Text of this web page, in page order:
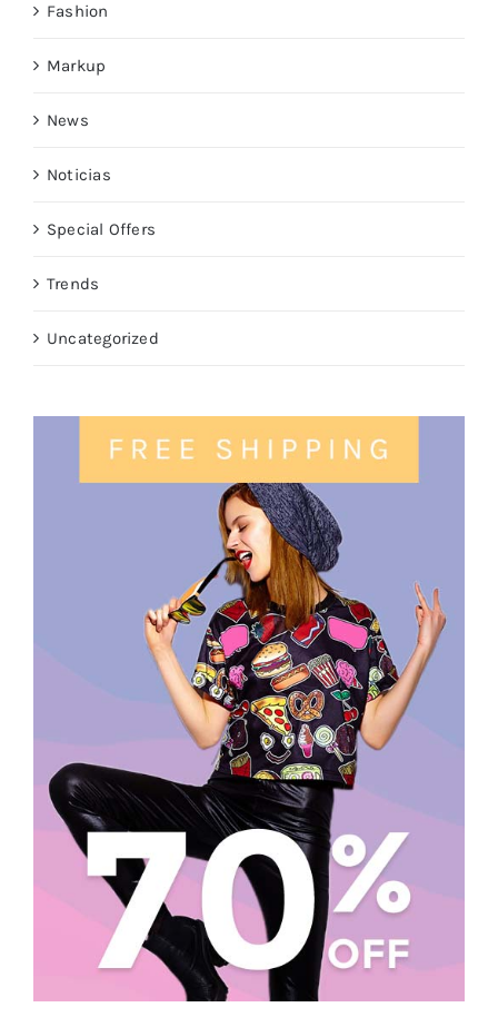
Fashion
Markup
News
Noticias
Special Offers
Trends
Uncategorized